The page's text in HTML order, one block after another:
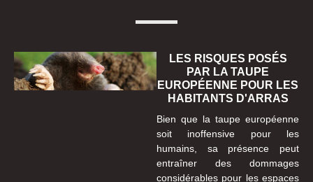
LES RISQUES POSÉS
PAR LA TAUPE
EUROPÉENNE POUR LES
HABITANTS D'ARRAS
Bien que la taupe européenne
soit inoffensive pour les
humains, sa présence peut
entraîner des dommages
considérables pour les espaces